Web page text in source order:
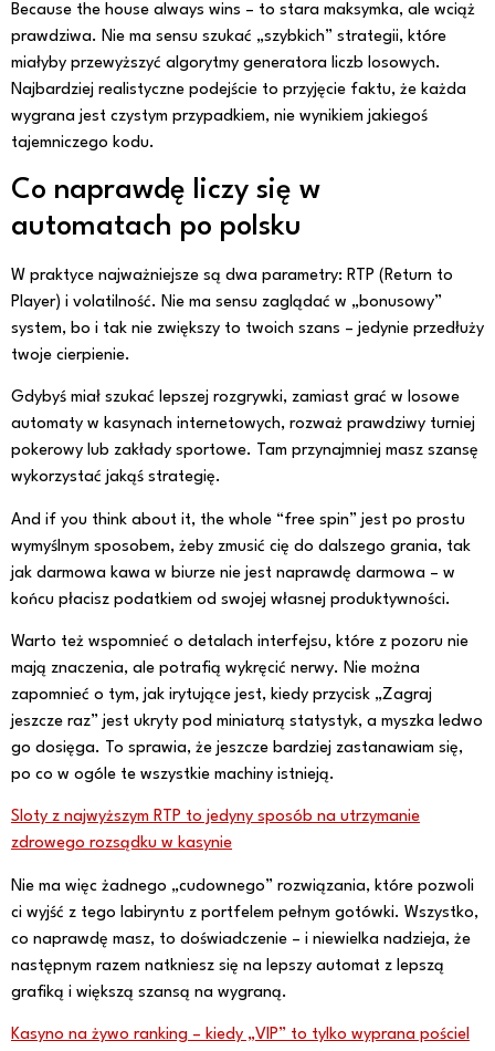
Because the house always wins – to stara maksymka, ale wciąż
prawdziwa. Nie ma sensu szukać „szybkich” strategii, które
miałyby przewyższyć algorytmy generatora liczb losowych.
Najbardziej realistyczne podejście to przyjęcie faktu, że każda
wygrana jest czystym przypadkiem, nie wynikiem jakiegoś
tajemniczego kodu.
Co naprawdę liczy się w
automatach po polsku
W praktyce najważniejsze są dwa parametry: RTP (Return to
Player) i volatilność. Nie ma sensu zaglądać w „bonusowy”
system, bo i tak nie zwiększy to twoich szans – jedynie przedłuży
twoje cierpienie.
Gdybyś miał szukać lepszej rozgrywki, zamiast grać w losowe
automaty w kasynach internetowych, rozważ prawdziwy turniej
pokerowy lub zakłady sportowe. Tam przynajmniej masz szansę
wykorzystać jakąś strategię.
And if you think about it, the whole “free spin” jest po prostu
wymyślnym sposobem, żeby zmusić cię do dalszego grania, tak
jak darmowa kawa w biurze nie jest naprawdę darmowa – w
końcu płacisz podatkiem od swojej własnej produktywności.
Warto też wspomnieć o detalach interfejsu, które z pozoru nie
mają znaczenia, ale potrafią wykręcić nerwy. Nie można
zapomnieć o tym, jak irytujące jest, kiedy przycisk „Zagraj
jeszcze raz” jest ukryty pod miniaturą statystyk, a myszka ledwo
go dosięga. To sprawia, że jeszcze bardziej zastanawiam się,
po co w ogóle te wszystkie machiny istnieją.
Sloty z najwyższym RTP to jedyny sposób na utrzymanie
zdrowego rozsądku w kasynie
Nie ma więc żadnego „cudownego” rozwiązania, które pozwoli
ci wyjść z tego labiryntu z portfelem pełnym gotówki. Wszystko,
co naprawdę masz, to doświadczenie – i niewielka nadzieja, że
następnym razem natkniesz się na lepszy automat z lepszą
grafiką i większą szansą na wygraną.
Kasyno na żywo ranking – kiedy „VIP” to tylko wyprana pościel